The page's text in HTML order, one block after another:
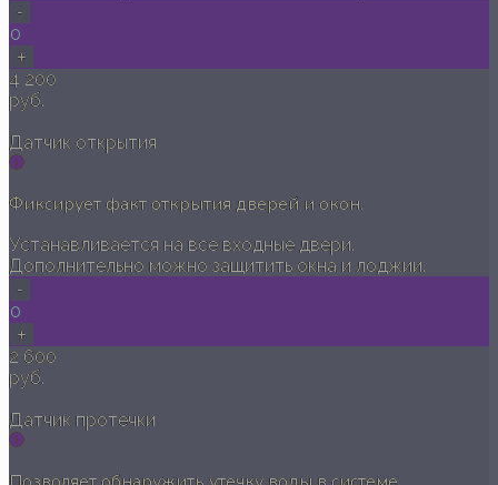
-
0
+
4 200
руб.
Датчик открытия
Фиксирует факт открытия дверей и окон.
Устанавливается на все входные двери.
Дополнительно можно защитить окна и лоджии.
-
0
+
2 600
руб.
Датчик протечки